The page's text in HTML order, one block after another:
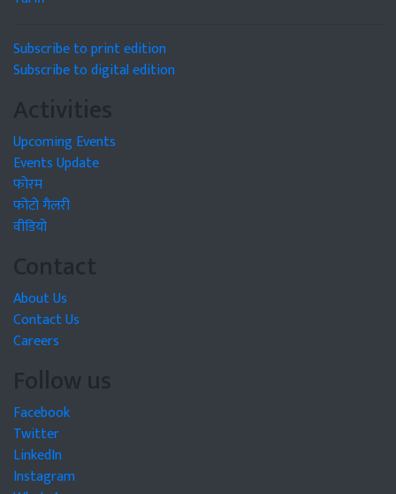
Subscribe to print edition
Subscribe to digital edition
Activities
Upcoming Events
Events Update
फोरम
फोटो गैलरी
वीडियो
Contact
About Us
Contact Us
Careers
Follow us
Facebook
Twitter
LinkedIn
Instagram